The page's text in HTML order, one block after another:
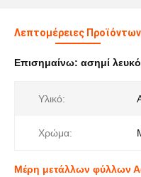
Λεπτομέρειες Προϊόντων
Επισημαίνω: ασημί
Υλικό:
Χρώμα:
Μέρη μετάλλων φύλλων